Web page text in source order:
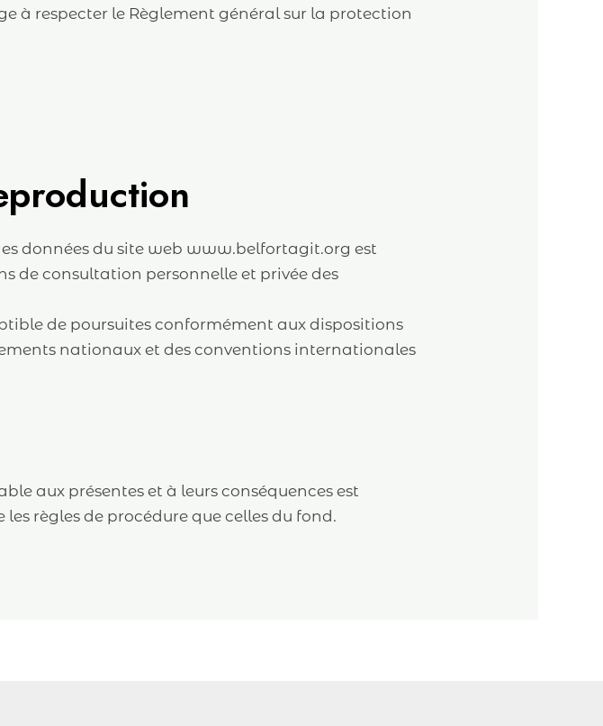
à respecter le Règlement général sur la protection
données du site web www.belfortagit.org est
de consultation personnelle et privée des
de poursuites conformément aux dispositions
nationaux et des conventions internationales
aux présentes et à leurs conséquences est
règles de procédure que celles du fond.